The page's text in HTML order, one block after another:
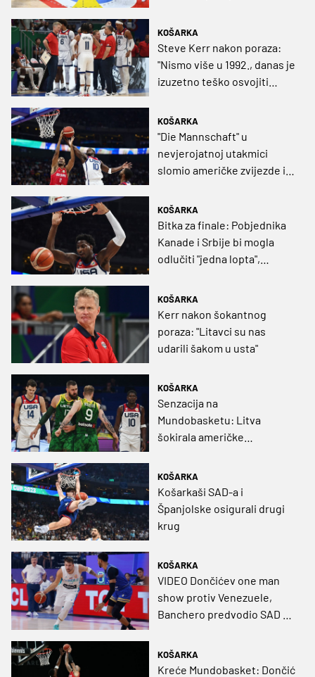
broncom
KOŠARKA
Steve Kerr nakon poraza:
"Nismo više u 1992., danas je
izuzetno teško osvojiti
savjeti, igraju odlično"
KOŠARKA
"Die Mannschaft" u
nevjerojatnoj utakmici
slomio američke zvijezde i
Srbijom!
KOŠARKA
Bitka za finale: Pobjednika
Kanade i Srbije bi mogla
odlučiti "jedna lopta",
velikog iznenađenja protiv
SAD-a
KOŠARKA
Kerr nakon šokantnog
poraza: "Litavci su nas
udarili šakom u usta"
KOŠARKA
Senzacija na
Mundobasketu: Litva
šokirala američke
KOŠARKA
Košarkaši SAD-a i
Španjolske osigurali drugi
krug
KOŠARKA
VIDEO Dončićev one man
show protiv Venezuele,
Banchero predvodio SAD do
KOŠARKA
Kreće Mundobasket: Dončić